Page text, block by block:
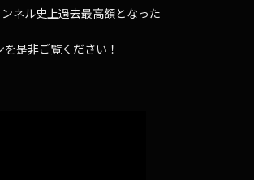
ネル史上過去最高額となった
是非ご覧ください！